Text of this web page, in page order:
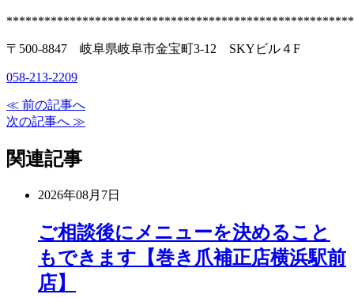
〒500-8847 岐阜県岐阜市金宝町3-12 SKYビル４F
058-213-2209
≪ 前の記事へ
次の記事へ ≫
関連記事
2026年08月7日
ご相談後にメニューを決めること
もできます【巻き爪補正店横浜駅前
店】